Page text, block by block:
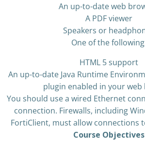
An up-to-date web
A PDF viewer
Speakers or
One of the
HTML 5 support
An up-to-date Java Runtime
plugin enabled in your web
You should use a wired Ethernet
connection. Firewalls, including
FortiClient, must allow connections
Course Objectives